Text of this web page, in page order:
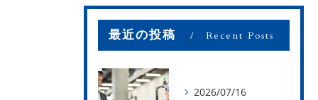
最近の投稿 Recent Posts
2026/07/16